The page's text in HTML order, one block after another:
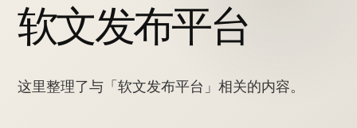
软文发布平台
这里整理了与「软文发布平台」相关的内容。